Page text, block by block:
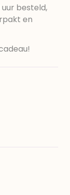
besteld,
en